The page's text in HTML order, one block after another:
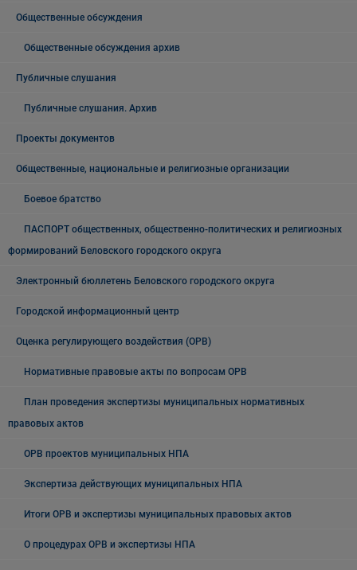
Общественные обсуждения
Общественные обсуждения архив
Публичные слушания
Публичные слушания. Архив
Проекты документов
Общественные, национальные и религиозные организации
Боевое братство
ПАСПОРТ общественных, общественно-политических и религиозных
формирований Беловского городского округа
Электронный бюллетень Беловского городского округа
Городской информационный центр
Оценка регулирующего воздействия (ОРВ)
Нормативные правовые акты по вопросам ОРВ
План проведения экспертизы муниципальных нормативных
правовых актов
ОРВ проектов муниципальных НПА
Экспертиза действующих муниципальных НПА
Итоги ОРВ и экспертизы муниципальных правовых актов
О процедурах ОРВ и экспертизы НПА